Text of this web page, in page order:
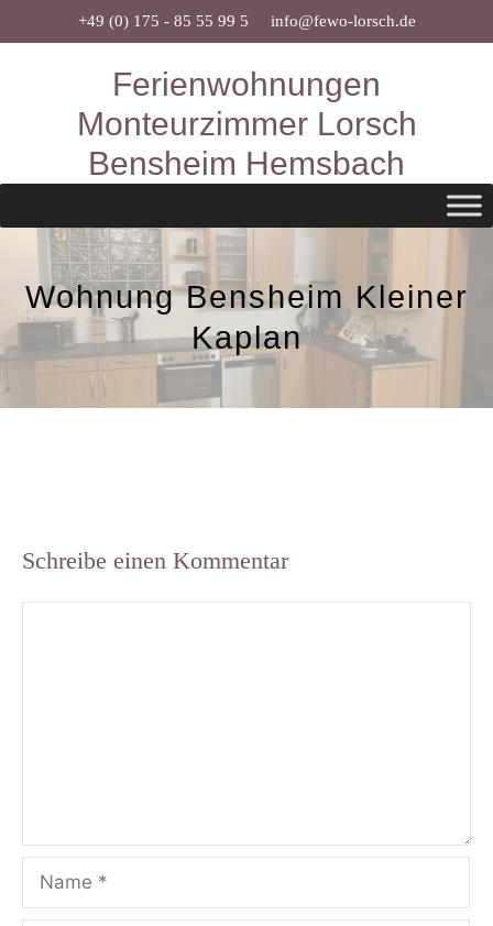
Inhalt
+49 (0) 175 - 85 55 99 5 info@fewo-lorsch.de
Ferienwohnungen
Monteurzimmer Lorsch
Bensheim Hemsbach
Wohnung Bensheim Kleiner
Kaplan
Schreibe einen Kommentar
Name